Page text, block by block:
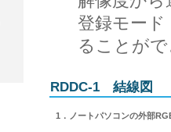
登録モー
ることが
RDDC-1 結線図
1．ノートパソコンの外部